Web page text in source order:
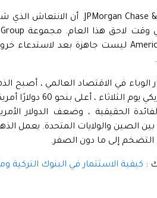
الحقيقية ، وضعف الدولار
بين الصين والولايات المتحدة. يعمل
إلى ما دون الصفر.
: كيفية الاسثتمار في البنوك التركية وما